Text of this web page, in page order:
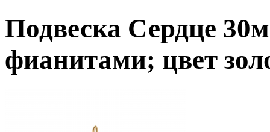
Подвеска Сердце
фианитами; цвет